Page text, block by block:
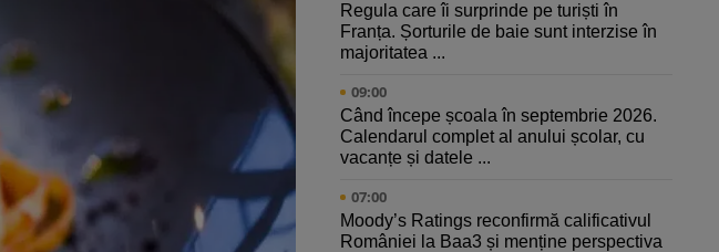
Regula care îi surprinde pe turiști în
Franța. Șorturile de baie sunt interzise în
majoritatea ...
09:00
Când începe școala în septembrie 2026.
Calendarul complet al anului școlar, cu
vacanțe și datele ...
07:00
Moody’s Ratings reconfirmă calificativul
României la Baa3 și menține perspectiva